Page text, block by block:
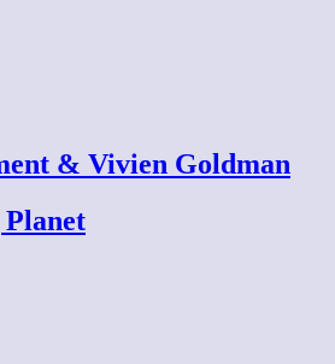
& Vivien Goldman